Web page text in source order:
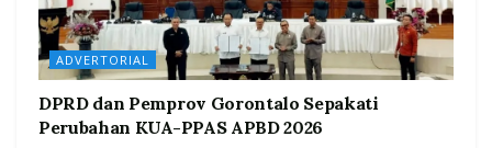
ADVERTORIAL
DPRD dan Pemprov Gorontalo Sepakati
Perubahan KUA-PPAS APBD 2026